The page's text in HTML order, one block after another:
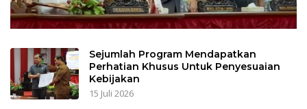
Sejumlah Program Mendapatkan
Perhatian Khusus Untuk Penyesuaian
Kebijakan
15 Juli 2026